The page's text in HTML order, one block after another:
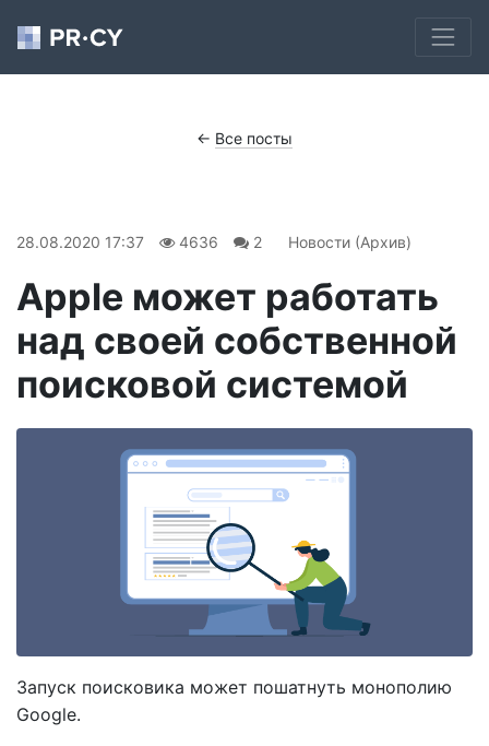
← Все посты
28.08.2020 17:37 4636 2 Новости (Архив)
Apple может работать
над своей собственной
поисковой системой
Запуск поисковика может пошатнуть монополию
Google.